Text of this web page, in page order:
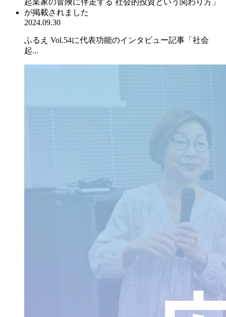
2024.09.30
ふるえ Vol.54に代表功能のインタビュー記事「社会
起...